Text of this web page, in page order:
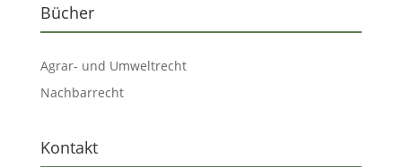
Bücher
Agrar- und Umweltrecht
Nachbarrecht
Kontakt